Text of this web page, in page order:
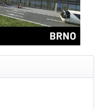
Aerosoft Airport Cologne/